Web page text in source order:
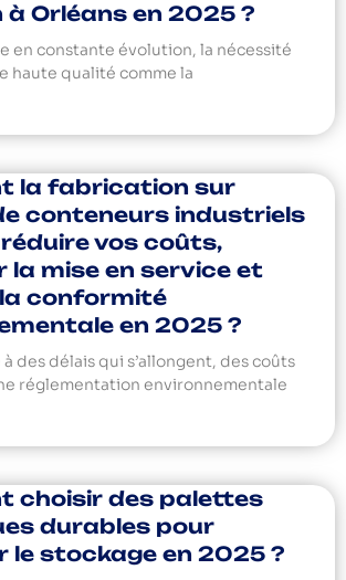
à Orléans en 2025 ?
en constante évolution, la nécessité
haute qualité comme la
la fabrication sur
conteneurs industriels
vos coûts,
la mise en service et
conformité
en 2025 ?
des délais qui s’allongent, des coûts
réglementation environnementale
choisir des palettes
durables pour
le stockage en 2025 ?